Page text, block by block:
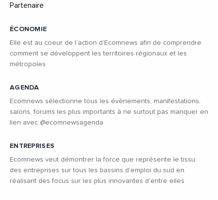
ÉCONOMIE
Elle est au coeur de l’action d’Ecomnews afin de comprendre
comment se développent les territoires régionaux et les
métropoles
AGENDA
Ecomnews sélectionne tous les évènements, manifestations,
salons, forums les plus importants à ne surtout pas manquer en
lien avec @ecomnewsagenda
ENTREPRISES
Ecomnews veut démontrer la force que représente le tissu
des entreprises sur tous les bassins d’emploi du sud en
réalisant des focus sur les plus innovantes d’entre elles